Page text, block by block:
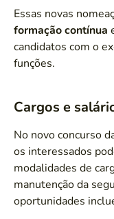
Essas novas
formação contínua
candidatos com o
funções.
Cargos e
No novo concurso
os interessados
modalidades de
manutenção da
oportunidades